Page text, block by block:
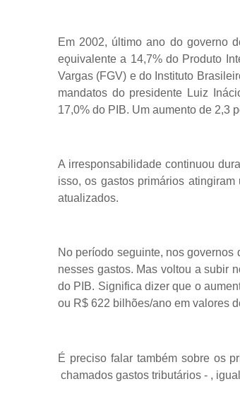
Em 2002, último ano do governo
eǫuivalente a 14,7% do Produto
Vargas (FGV) e do Instituto
mandatos do presidente Luiz
17,0% do PIB. Um aumento de 2,3
A irresponsabilidade continuou
isso, os gastos primários
atualizados.
No período seguinte, nos governos
nesses gastos. Mas voltou a subir
do PIB. Significa dizer que o
ou R$ 622 bilhões/ano em valores
É preciso falar também sobre os
chamados gastos tributários - ,